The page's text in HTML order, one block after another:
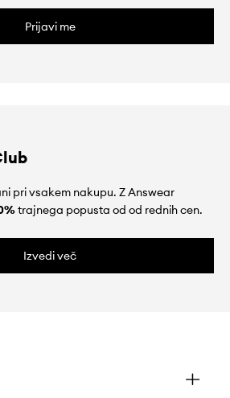
Prijavi me
pri vsakem nakupu. Z Answear
trajnega popusta od od rednih cen.
Izvedi več